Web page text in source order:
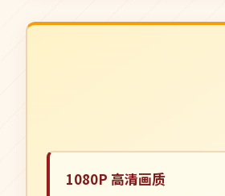
1080P 高清画质